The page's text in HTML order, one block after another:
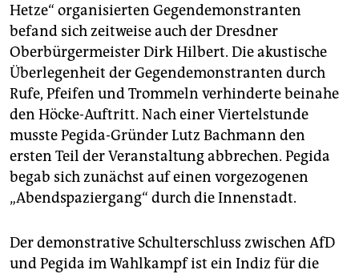
Hetze“ organisierten Gegendemonstranten
befand sich zeitweise auch der Dresdner
Oberbürgermeister Dirk Hilbert. Die akustische
Überlegenheit der Gegendemonstranten durch
Rufe, Pfeifen und Trommeln verhinderte beinahe
den Höcke-Auftritt. Nach einer Viertelstunde
musste Pegida-Gründer Lutz Bachmann den
ersten Teil der Veranstaltung abbrechen. Pegida
begab sich zunächst auf einen vorgezogenen
„Abendspaziergang“ durch die Innenstadt.
Der demonstrative Schulterschluss zwischen AfD
und Pegida im Wahlkampf ist ein Indiz für die